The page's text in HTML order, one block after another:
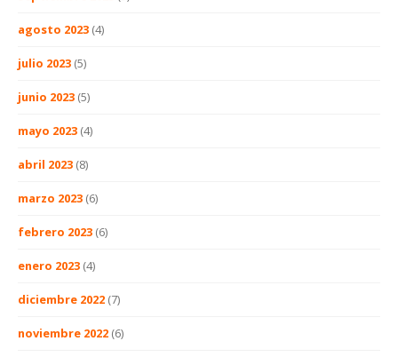
agosto 2023 (4)
julio 2023 (5)
junio 2023 (5)
mayo 2023 (4)
abril 2023 (8)
marzo 2023 (6)
febrero 2023 (6)
enero 2023 (4)
diciembre 2022 (7)
noviembre 2022 (6)